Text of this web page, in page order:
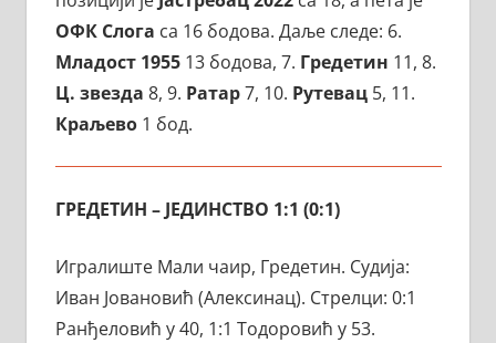
ОФК Слога са 16 бодова. Даље следе: 6.
Младост 195513 бодова, 7. Гредетин 11, 8.
Ц. звезда 8, 9. Ратар7, 10. Рутевац5, 11.
Краљево1 бод.
ГРЕДЕТИН – ЈЕДИНСТВО 1:1 (0:1)
Игралиште Мали чаир, Гредетин. Судија:
Иван Јовановић (Алексинац). Стрелци: 0:1
Ранђеловић у 40, 1:1 Тодоровић у 53.